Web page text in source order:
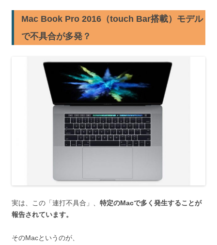
Mac Book Pro 2016（touch Bar搭載）モデル
で不具合が多発？
実は、この「連打不具合」、 特定のMacで多く発生することが
報告されています。
そのMacというのが、